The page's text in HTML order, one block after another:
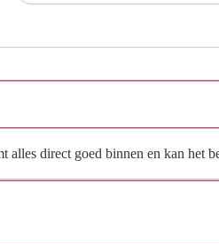
direct goed binnen en kan het